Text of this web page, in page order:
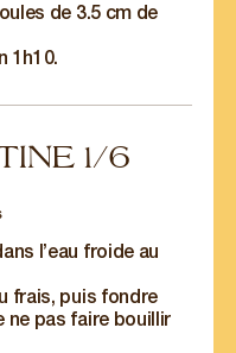
de 3.5 cm de
1h10.
1/6
l’eau froide au
frais, puis fondre
ne pas faire bouillir